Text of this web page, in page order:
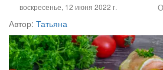
воскресенье, 12 июня 2022 г.
Автор: Татьяна